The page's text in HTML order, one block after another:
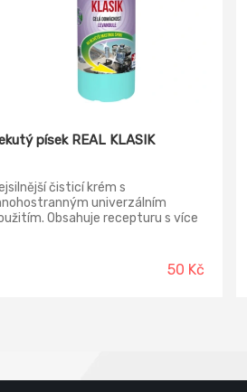
písek REAL KLASIK
čisticí krém s
univerzálním
Obsahuje recepturu s více
předmětů apod.
50 Kč